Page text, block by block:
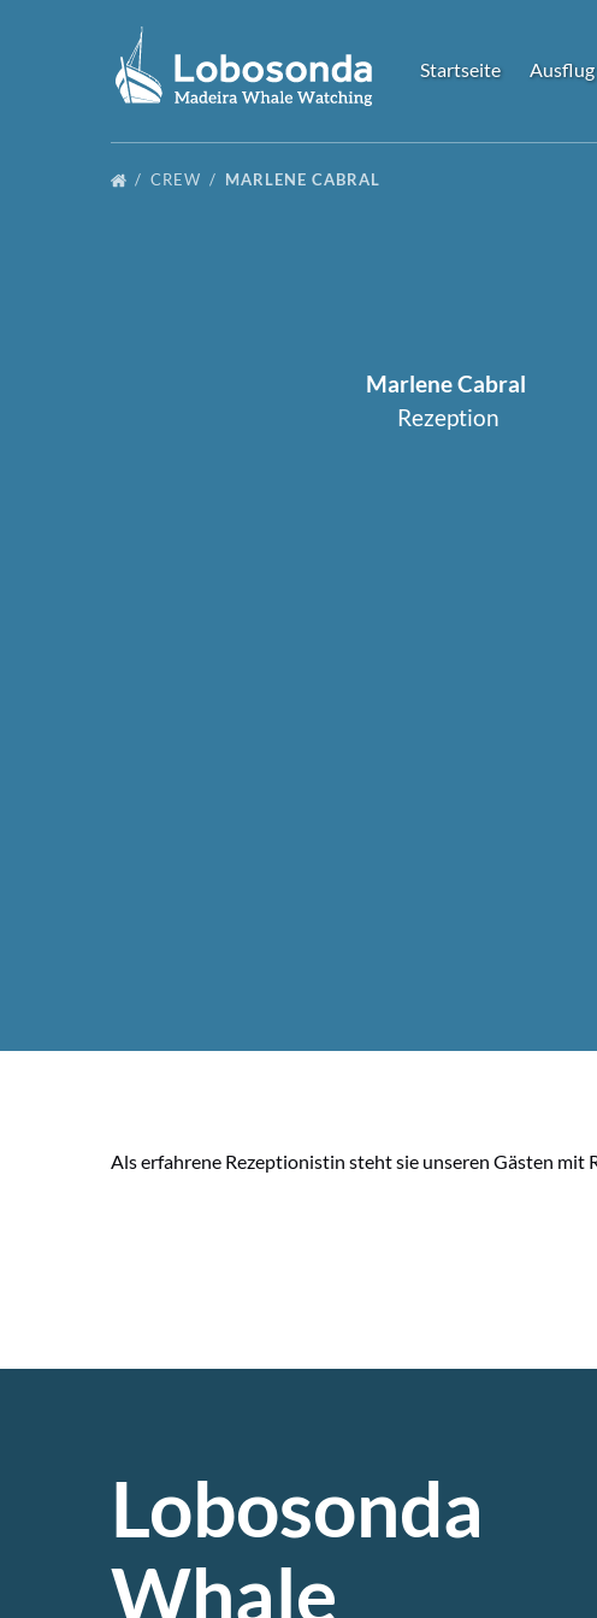
Zur Primärnavigation springen
Zum Inhalt springen
Zur Fußzeile springen
Startseite
Ausflug
Menu
CREW MARLENE CABRAL
Marlene Cabral
Rezeption
Als erfahrene Rezeptionistin steht sie unseren Gästen mit
Lobosonda
Whale